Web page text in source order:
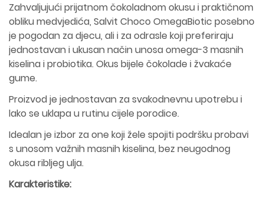
Zahvaljujući prijatnom čokoladnom okusu i praktičnom
obliku medvjedića, Salvit Choco OmegaBiotic posebno
je pogodan za djecu, ali i za odrasle koji preferiraju
jednostavan i ukusan način unosa omega-3 masnih
kiselina i probiotika. Okus bijele čokolade i žvakaće
gume.
Proizvod je jednostavan za svakodnevnu upotrebu i
lako se uklapa u rutinu cijele porodice.
Idealan je izbor za one koji žele spojiti podršku probavi
s unosom važnih masnih kiselina, bez neugodnog
okusa ribljeg ulja.
Karakteristike: